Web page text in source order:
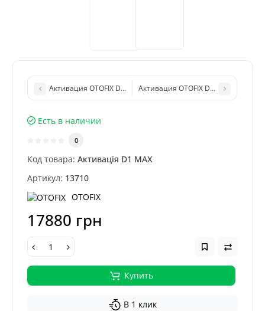
Активация OTOFIX D1 Lite (аналог MX808) -
Активация OTOFIX D1 PRO
Есть в наличии
0
Код товара: Активація D1 MAX
Артикул: 13710
OTOFIX
17880 грн
Купить
В 1 клик